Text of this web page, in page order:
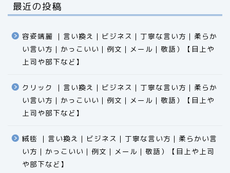
最近の投稿
容姿端麗 ｜言い換え｜ビジネス｜丁寧な言い方｜柔らか
い言い方｜かっこいい｜例文｜メール｜敬語）【目上や
上司や部下など】​​​​​​​​​​​​​​​​
クリック ｜言い換え｜ビジネス｜丁寧な言い方｜柔らか
い言い方｜かっこいい｜例文｜メール｜敬語）【目上や
上司や部下など】​​​​​​​​​​​​​​​​
絨毯 ｜言い換え｜ビジネス｜丁寧な言い方｜柔らかい言
い方｜かっこいい｜例文｜メール｜敬語）【目上や上司
や部下など】​​​​​​​​​​​​​​​​
食品